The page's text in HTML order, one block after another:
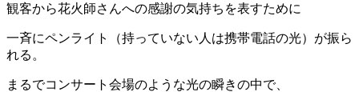
観客から花火師さんへの感謝の気持ちを表すために
一斉にペンライト（持っていない人は携帯電話の光）が振ら
れる。
まるでコンサート会場のような光の瞬きの中で、